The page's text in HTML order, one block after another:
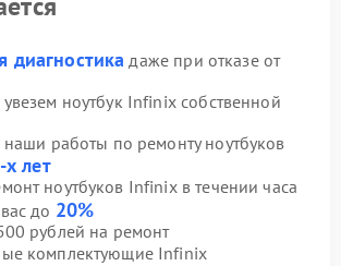
диагностика даже при отказе от
ноутбук Infinix собственной
наши работы по ремонту ноутбуков
лет
ноутбуков Infinix в течении часа
до 20%
рублей на ремонт
комплектующие Infinix